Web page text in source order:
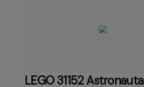
LEGO 31152 Astronauta